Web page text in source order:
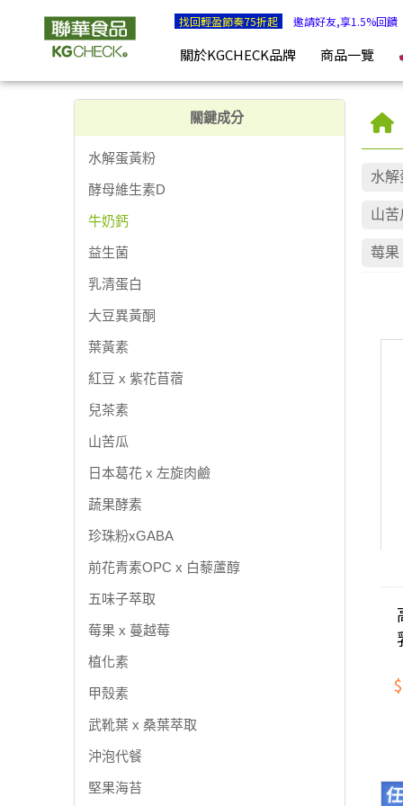
牛奶鈣 | KGCHECK聯華食品生醫研究室
找回輕盈節奏75折起 邀請好友,享1.5%回饋
關於KGCHECK品牌 商品一覽
關鍵成分
水解蛋黃粉
酵母維生素D
牛奶鈣
益生菌
乳清蛋白
大豆異黃酮
葉黃素
紅豆 x 紫花苜蓿
兒茶素
山苦瓜
日本葛花 x 左旋肉鹼
蔬果酵素
珍珠粉xGABA
前花青素OPC x 白藜蘆醇
五味子萃取
莓果 x 蔓越莓
植化素
甲殼素
武靴葉 x 桑葉萃取
沖泡代餐
堅果海苔
水解
山苦
莓果